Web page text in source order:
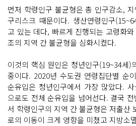
먼저 학령인구 불균형은 총 인구감소,
구리스크 때문이다. 생산연령인구
고 있는 데다, 빠르게 진행되는 고령화
조의 지역 간 불균형을 심화시켰다.
이것의 핵심 원인은 청년인구(19~34세)
중이다. 2020년 수도권 연령집단별 순
순유입은 청년인구에서 가장 많았다.
으로도 전체 순유입을 넘어선다. 결국
서 학령인구의 지역 간 불균형은 저출산
로의 이동이 크게 영향을 미쳤고 지방소